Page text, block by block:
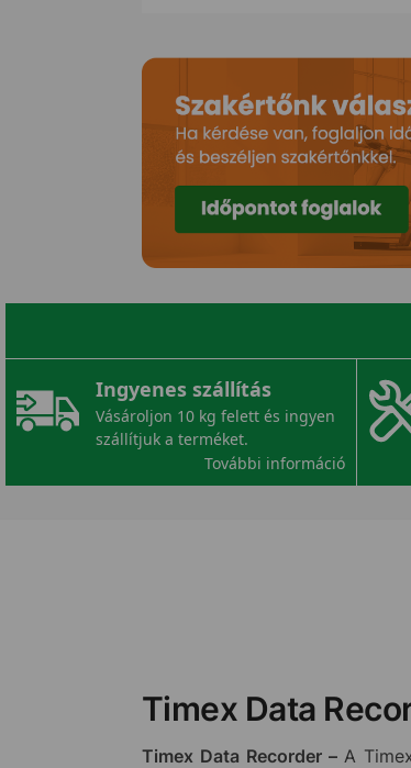
Ingyenes szállítás
Vásároljon 10 kg felett és ingyen
szállítjuk a terméket.
További információ
Timex Data
Timex Data Recorder – A